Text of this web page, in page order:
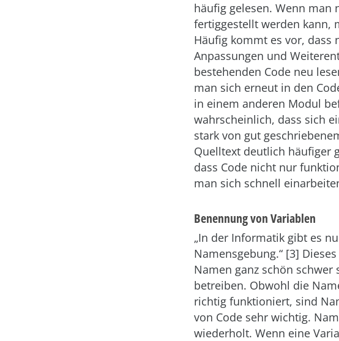
häufig gelesen. Wenn man
fertiggestellt werden kann,
Häufig kommt es vor, dass
Anpassungen und
bestehenden Code neu
man sich erneut in den
in einem anderen Modul
wahrscheinlich, dass sich
stark von gut
Quelltext deutlich häufiger
dass Code nicht nur
man sich schnell
Benennung von Variablen
„In der Informatik gibt es
Namensgebung.“ [3]
Namen ganz schön
betreiben. Obwohl die
richtig funktioniert, sind
von Code sehr wichtig.
wiederholt. Wenn eine